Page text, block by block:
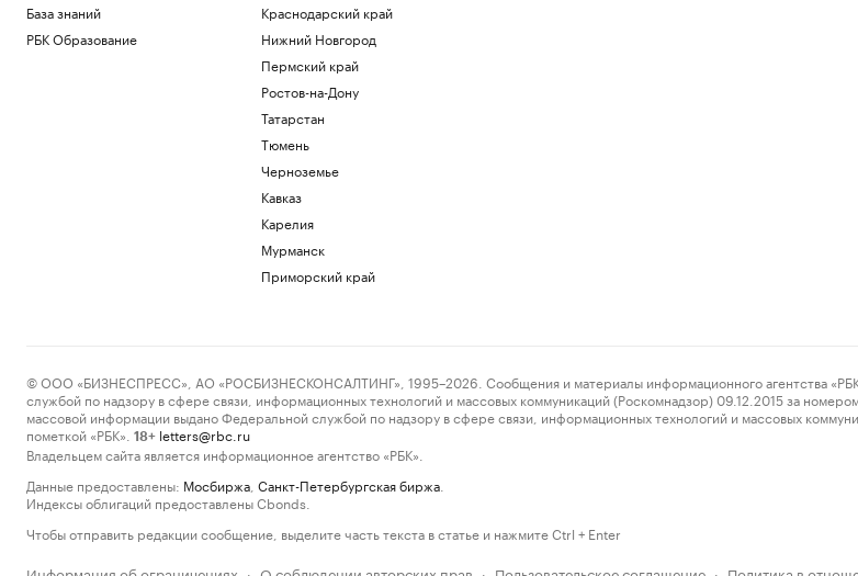
База знаний
РБК Образование
Краснодарский край
Нижний Новгород
Пермский край
Ростов-на-Дону
Татарстан
Тюмень
Черноземье
Кавказ
Карелия
Мурманск
Приморский край
© ООО «БИЗНЕСПРЕСС», АО «РОСБИЗНЕСКОНСАЛТИНГ», 1995–2026. Сообщения и материалы информационного агентства
службой по надзору в сфере связи, информационных технологий и массовых коммуникаций (Роскомнадзор) 09.12.2015 за
массовой информации выдано Федеральной службой по надзору в сфере связи, информационных технологий и массовых
пометкой «РБК».
18+ letters@rbc.ru
Владельцем сайта является информационное агентство «РБК».
Данные предоставлены: Мосбиржа Санкт-Петербургская биржа
Индексы облигаций предоставлены Cbonds.
Чтобы отправить редакции сообщение, выделите часть текста в статье и нажмите Ctrl + Enter